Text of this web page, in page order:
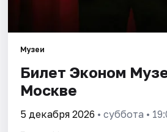
Музеи
Билет Эконом
Москве
5 декабря 2026 • суббота •